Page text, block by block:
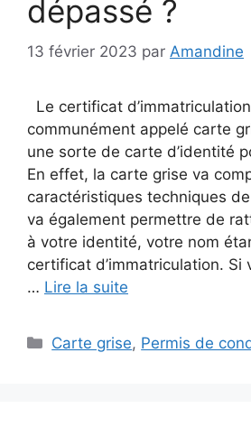
dépassé ?
13 février 2023 par Amandine
Le certificat
communément appelé carte
une sorte de carte d’identité
En effet, la carte grise va
caractéristiques techniques
va également permettre de
à votre identité, votre nom
certificat d’immatriculation. Si
… Lire la suite
Catégories
Carte grise, Permis de